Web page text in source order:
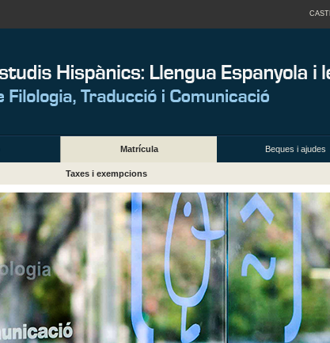
Matrícula Beques i ajudes
Taxes i exempcions